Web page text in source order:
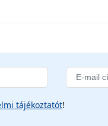
tájékoztatót!